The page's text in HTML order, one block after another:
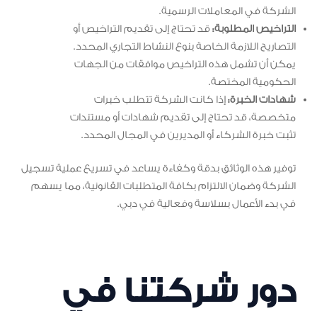
الشركة في المعاملات الرسمية.
التراخيص المطلوبة:قد تحتاج إلى تقديم التراخيص أو
التصاريح اللازمة الخاصة بنوع النشاط التجاري المحدد.
يمكن أن تشمل هذه التراخيص موافقات من الجهات
الحكومية المختصة.
شهادات الخبرة:إذا كانت الشركة تتطلب خبرات
متخصصة، قد تحتاج إلى تقديم شهادات أو مستندات
تثبت خبرة الشركاء أو المديرين في المجال المحدد.
توفير هذه الوثائق بدقة وكفاءة يساعد في تسريع عملية تسجيل
الشركة وضمان الالتزام بكافة المتطلبات القانونية، مما يسهم
في بدء الأعمال بسلاسة وفعالية في دبي.
دور شركتنا في